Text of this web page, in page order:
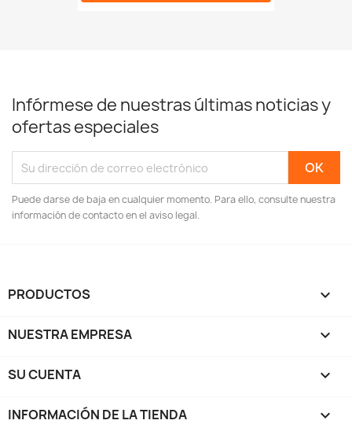
Infórmese de nuestras últimas noticias y
ofertas especiales
Puede darse de baja en cualquier momento. Para ello, consulte nuestra
información de contacto en el aviso legal.
PRODUCTOS 
NUESTRA EMPRESA 
SU CUENTA 
INFORMACIÓN DE LA TIENDA keyboard_arrow_down